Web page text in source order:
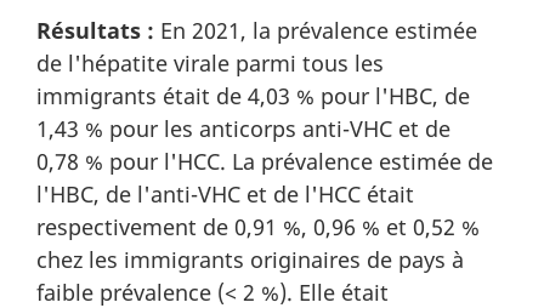
Résultats : En 2021, la prévalence estimée
de l'hépatite virale parmi tous les
immigrants était de 4,03 % pour l'HBC, de
1,43 % pour les anticorps anti-VHC et de
0,78 % pour l'HCC. La prévalence estimée de
l'HBC, de l'anti-VHC et de l'HCC était
respectivement de 0,91 %, 0,96 % et 0,52 %
chez les immigrants originaires de pays à
faible prévalence (< 2 %). Elle était